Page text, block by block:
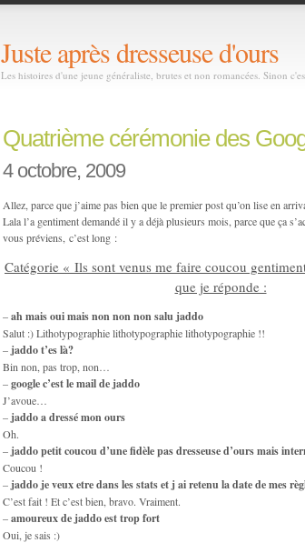
Juste après dresseuse d'ours
Les histoires d'une jeune généraliste, brutes et non romancées. Sinon
Quatrième cérémonie des
4 octobre, 2009
Allez, parce que j’aime pas bien que le premier post qu’on lise en
Lala l’a gentiment demandé il y a déjà plusieurs mois, parce que ça
vous préviens, c’est long :
Catégorie « Ils sont venus me faire coucou
que je réponde :
–ah mais oui mais non non non salu jaddo
Salut :) Lithotypographie lithotypographie lithotypographie !!
– jaddo t’es là?
Bin non, pas trop, non…
–google c’est le mail de jaddo
J’avoue…
– jaddo a dressé mon ours
Oh.
– jaddo petit coucou d’une fidèle pas dresseuse d’ours mais
Coucou !
– jaddo je veux etre dans les stats et j ai retenu la date de mes
C’est fait ! Et c’est bien, bravo. Vraiment.
–amoureux de jaddo est trop fort
Oui, je sais :)